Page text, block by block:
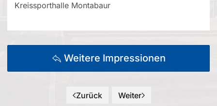
Kreissporthalle Montabaur
Weitere Impressionen
Zurück Weiter